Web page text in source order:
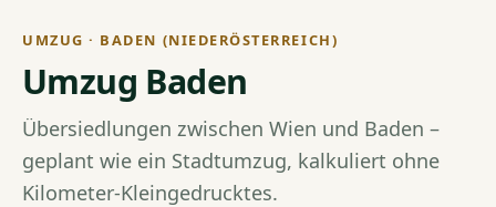
UMZUG · BADEN (NIEDERÖSTERREICH)
Umzug Baden
Übersiedlungen zwischen Wien und Baden –
geplant wie ein Stadtumzug, kalkuliert ohne
Kilometer-Kleingedrucktes.